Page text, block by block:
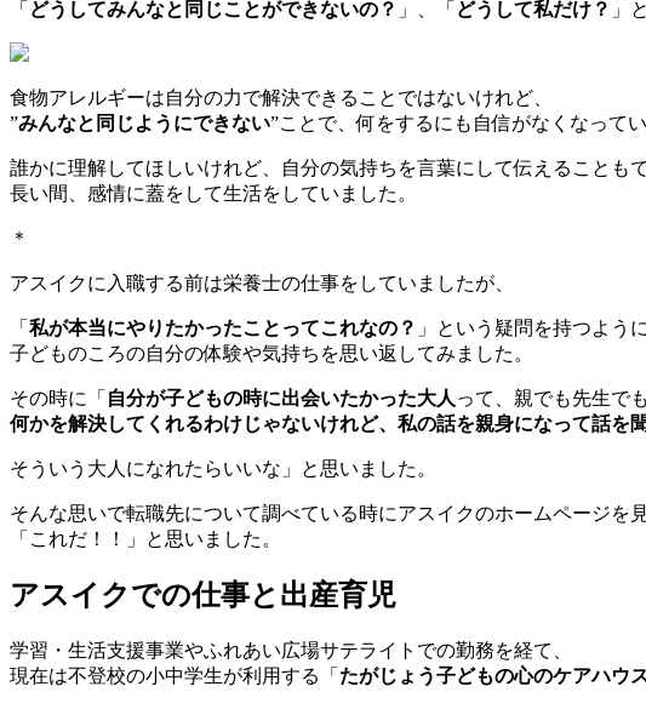
「 どうしてみんなと同じことができないの？ 」、「 どうして私だけ？ 」
食物アレルギーは自分の力で解決できることではないけれど、
”みんなと同じようにできない”ことで、何をするにも自信がなくなって
誰かに理解してほしいけれど、自分の気持ちを言葉にして伝えることもで
長い間、感情に蓋をして生活をしていました。
＊
アスイクに入職する前は栄養士の仕事をしていましたが、
「 私が本当にやりたかったことってこれなの？ 」という疑問を持つよう
子どものころの自分の体験や気持ちを思い返してみました。
その時に「 自分が子どもの時に出会いたかった大人 って、親でも先生で
何かを解決してくれるわけじゃないけれど、私の話を親身になって話を
そういう大人になれたらいいな」と思いました。
そんな思いで転職先について調べている時にアスイクのホームページを
「これだ！！」と思いました。
アスイクでの仕事と出産育児
学習・生活支援事業やふれあい広場サテライトでの勤務を経て、
現在は不登校の小中学生が利用する「 たがじょう子どもの心のケアハウ